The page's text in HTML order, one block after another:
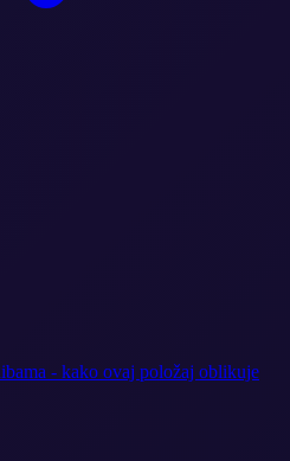
- kako ovaj položaj oblikuje